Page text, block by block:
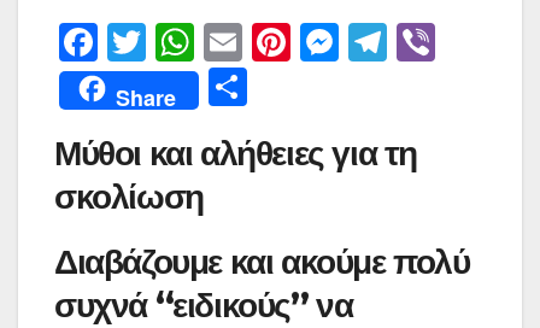
F
a
c
e
b
o
k
T
w
itt
er
W
h
at
s
A
p
E
m
ai
l
Pi
e
M
s
g
er
T
gr
Share
ρ
τε
ίτ
Μύθοι και αλήθειες για τη
σκολίωση
Διαβάζουμε και ακούμε πολύ
συχνά “ειδικούς” να